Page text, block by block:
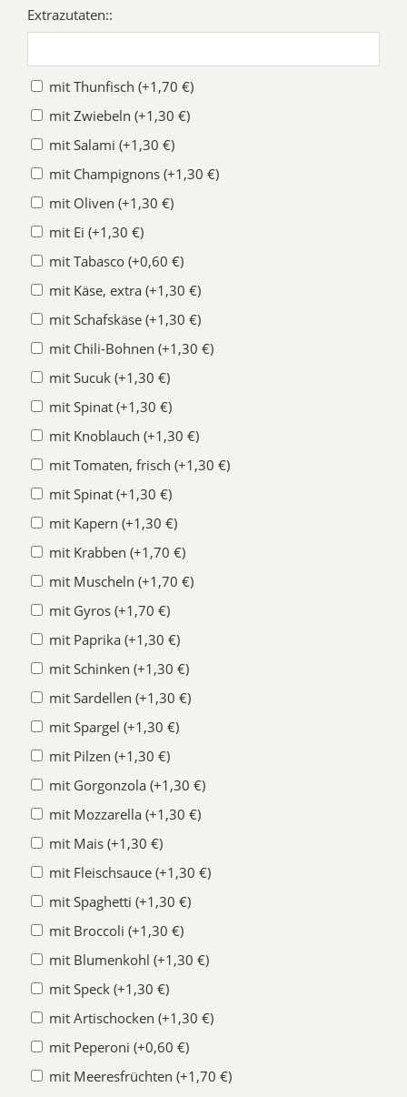
Extrazutaten::
mit Thunfisch (+1,70 €)
mit Zwiebeln (+1,30 €)
mit Salami (+1,30 €)
mit Champignons (+1,30 €)
mit Oliven (+1,30 €)
mit Ei (+1,30 €)
mit Tabasco (+0,60 €)
mit Käse, extra (+1,30 €)
mit Schafskäse (+1,30 €)
mit Chili-Bohnen (+1,30 €)
mit Sucuk (+1,30 €)
mit Spinat (+1,30 €)
mit Knoblauch (+1,30 €)
mit Tomaten, frisch (+1,30 €)
mit Spinat (+1,30 €)
mit Kapern (+1,30 €)
mit Krabben (+1,70 €)
mit Muscheln (+1,70 €)
mit Gyros (+1,70 €)
mit Paprika (+1,30 €)
mit Schinken (+1,30 €)
mit Sardellen (+1,30 €)
mit Spargel (+1,30 €)
mit Pilzen (+1,30 €)
mit Gorgonzola (+1,30 €)
mit Mozzarella (+1,30 €)
mit Mais (+1,30 €)
mit Fleischsauce (+1,30 €)
mit Spaghetti (+1,30 €)
mit Broccoli (+1,30 €)
mit Blumenkohl (+1,30 €)
mit Speck (+1,30 €)
mit Artischocken (+1,30 €)
mit Peperoni (+0,60 €)
mit Meeresfrüchten (+1,70 €)